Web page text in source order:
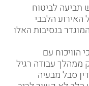
תביעה לביטוח
האירוע הלבבי
בנסיבות האלו
הוויכוח עם
ממהלך עבודה רגיל
סבל מבעיה